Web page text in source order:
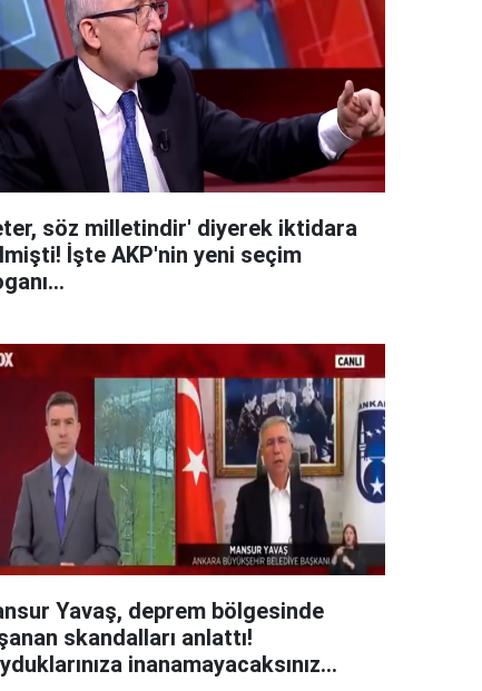
söz milletindir' diyerek iktidara
İşte AKP'nin yeni seçim
Yavaş, deprem bölgesinde
skandalları anlattı!
inanamayacaksınız...